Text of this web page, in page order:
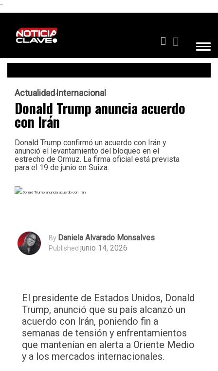
```
ActualidadInternacional
Donald Trump anuncia acuerdo
con Irán
Donald Trump confirmó un acuerdo con Irán y
anunció el levantamiento del bloqueo en el
estrecho de Ormuz. La firma oficial está prevista
para el 19 de junio en Suiza.
By Daniela Alvarado Monsalves
Published junio 14, 2026
El presidente de Estados Unidos, Donald
Trump, anunció que su país alcanzó un
acuerdo con Irán, poniendo fin a
semanas de tensión y enfrentamientos
que mantenían en alerta a Oriente Medio
y a los mercados internacionales.